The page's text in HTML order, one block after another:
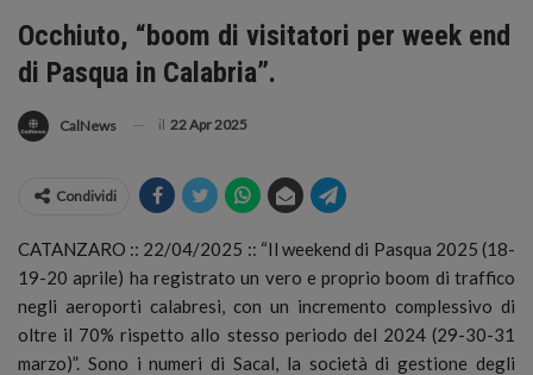
Occhiuto, “boom di visitatori per week end
di Pasqua in Calabria”.
CalNews il 22 Apr 2025
Condividi
CATANZARO :: 22/04/2025 :: “Il weekend di Pasqua 2025 (18-
19-20 aprile) ha registrato un vero e proprio boom di traffico
negli aeroporti calabresi, con un incremento complessivo di
oltre il 70% rispetto allo stesso periodo del 2024 (29-30-31
marzo)”. Sono i numeri di Sacal, la società di gestione degli